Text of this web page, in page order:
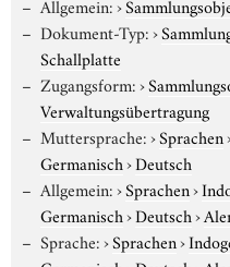
Allgemein:›
Dokument-Typ:›
Schallplatte
Zugangsform:›
Verwaltungsübertragung
Muttersprache:›Sprachen
Germanisch›Deutsch
Allgemein:›Sprachen›
Germanisch›Deutsch›
Sprache:›Sprachen›